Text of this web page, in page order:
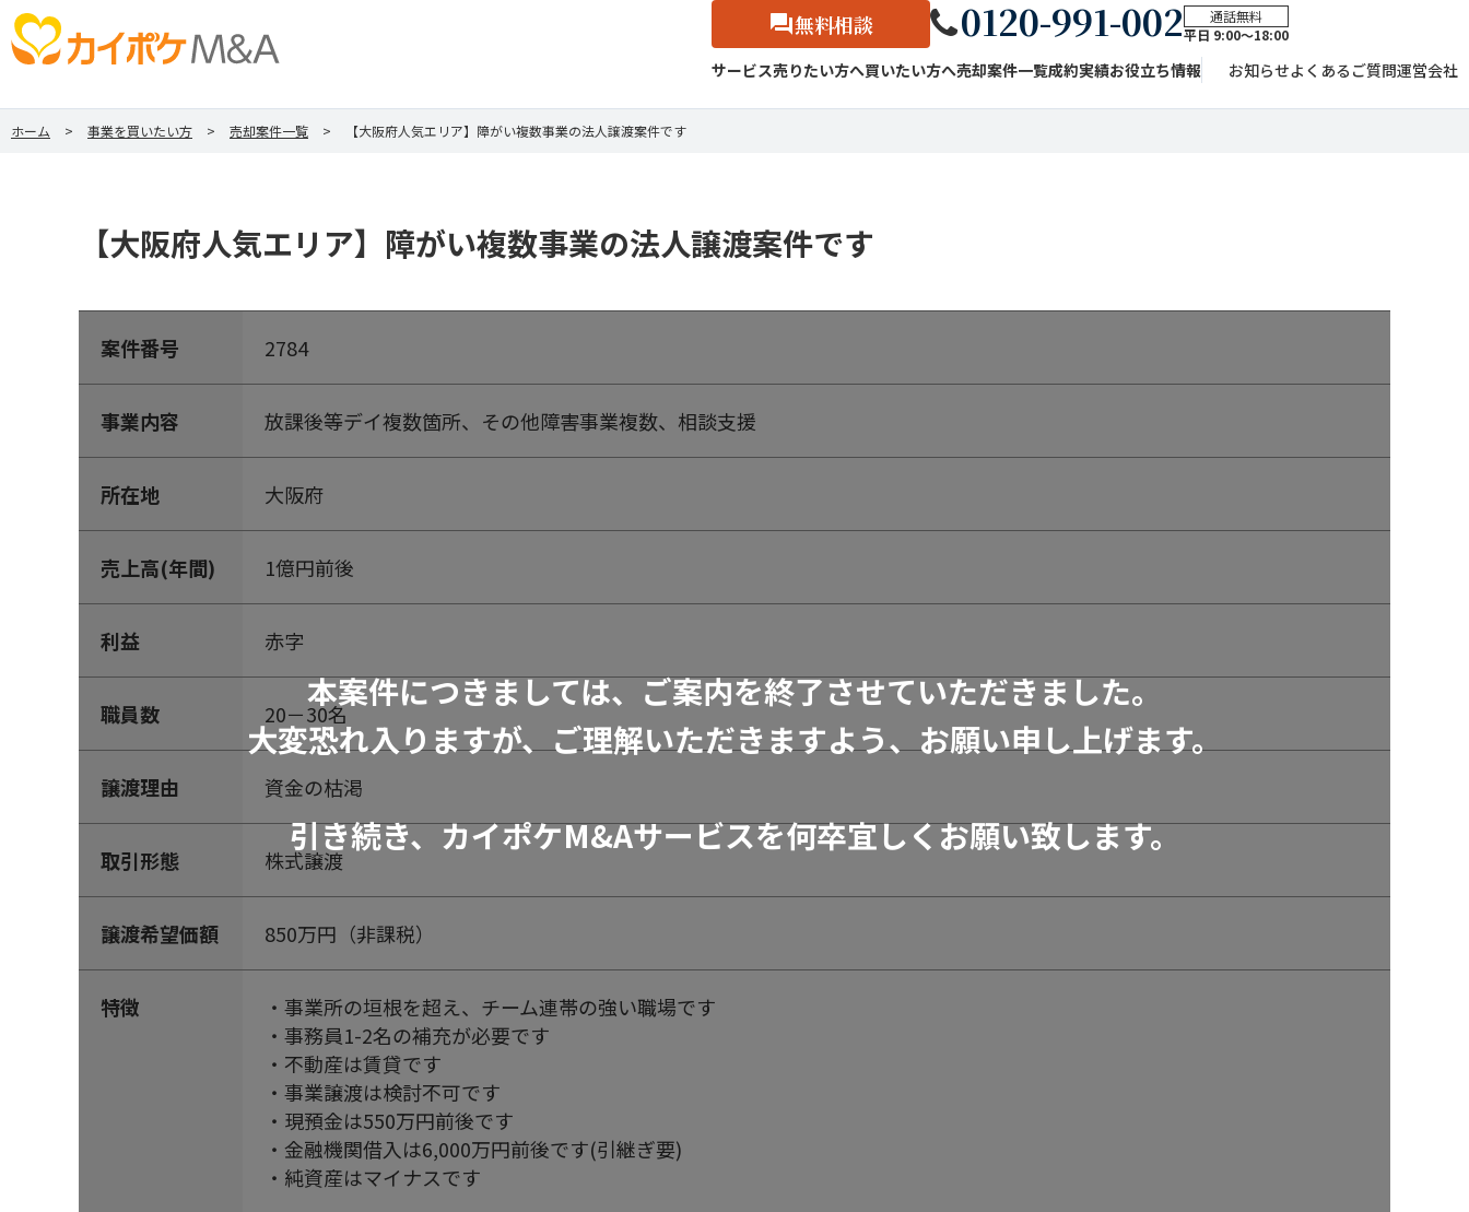
無料相談 0120-991-002
通話無料
平日 9:00〜18:00
サービス売りたい方へ買いたい方へ売却案件一覧成約実績お役立ち情報 お知らせよくあるご質問運営会社
ホーム 事業を買いたい方 売却案件一覧 【大阪府人気エリア】障がい複数事業の法人譲渡案件です
【大阪府人気エリア】障がい複数事業の法人譲渡案件です
本案件につきましては、ご案内を終了させていただきました。
大変恐れ入りますが、ご理解いただきますよう、お願い申し上げます。
引き続き、カイポケM&Aサービスを何卒宜しくお願い致します。
案件番号 2784
事業内容 放課後等デイ複数箇所、その他障害事業複数、相談支援
所在地 大阪府
売上高(年間) 1億円前後
利益 赤字
職員数 20－30名
譲渡理由 資金の枯渇
取引形態 株式譲渡
譲渡希望価額 850万円（非課税）
特徴
・事業所の垣根を超え、チーム連帯の強い職場です
・事務員1-2名の補充が必要です
・不動産は賃貸です
・事業譲渡は検討不可です
・現預金は550万円前後です
・金融機関借入は6,000万円前後です(引継ぎ要)
・純資産はマイナスです